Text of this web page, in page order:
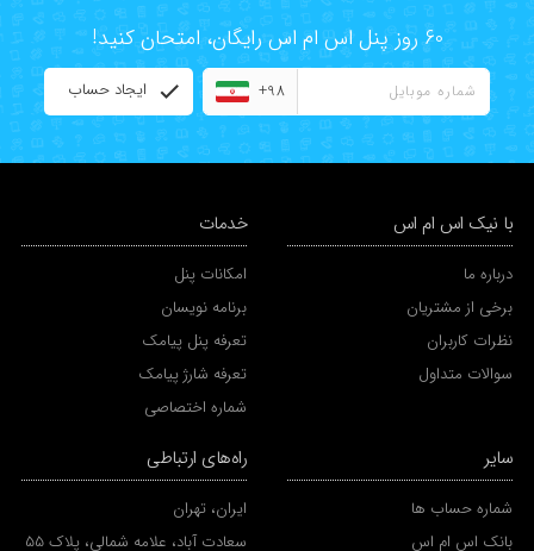
60 روز پنل اس ام اس رایگان، امتحان کنید!
+98 ایجاد حساب
با نیک اس ام اس
درباره ما
برخی از مشتریان
نظرات کاربران
سوالات متداول
خدمات
امکانات پنل
برنامه نویسان
تعرفه پنل پیامک
تعرفه شارژ پیامک
شماره اختصاصی
سایر
شماره حساب ها
بانک اس ام اس
راه‌های ارتباطی
ایران، تهران
سعادت آباد، علامه شمالی، پلاک 55